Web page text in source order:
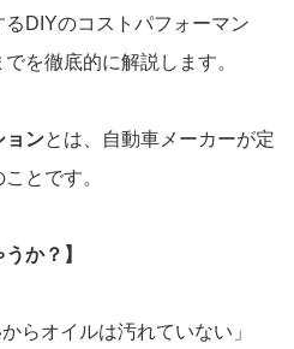
DIYのコストパフォーマン
を徹底的に解説します。
ョンとは、自動車メーカーが定
とです。
か？】
らオイルは汚れていない」